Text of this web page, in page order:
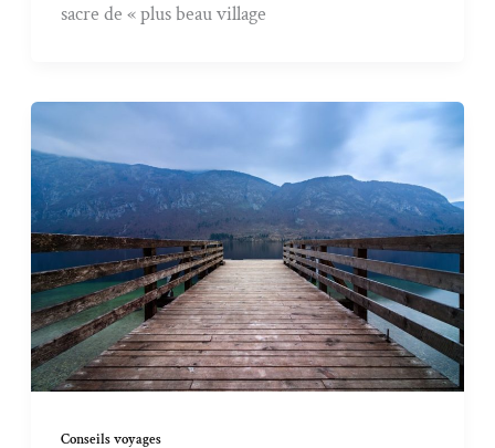
sacre de « plus beau village
Conseils voyages